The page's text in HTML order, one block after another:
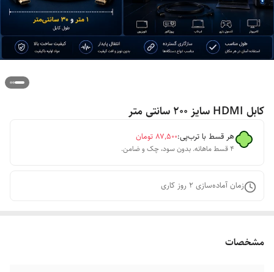
کابل HDMI سایز ۲۰۰ سانتی متر
هر قسط با ترب‌پی:۸۷٬۵۰۰ تومان
۴ قسط ماهانه. بدون سود، چک و ضامن.
زمان آماده‌سازی 2 روز کاری
مشخصات